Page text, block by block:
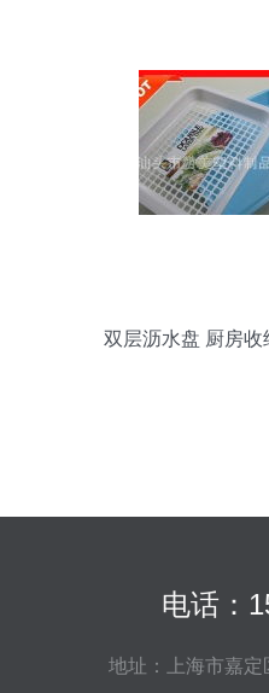
双层沥水盘 厨房
电话：
地址：上海市嘉